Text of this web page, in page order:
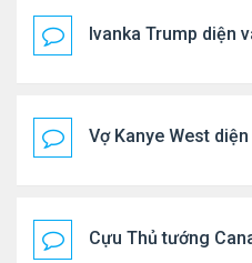
Ivanka Trump diện
Vợ Kanye West
Cựu Thủ tướng